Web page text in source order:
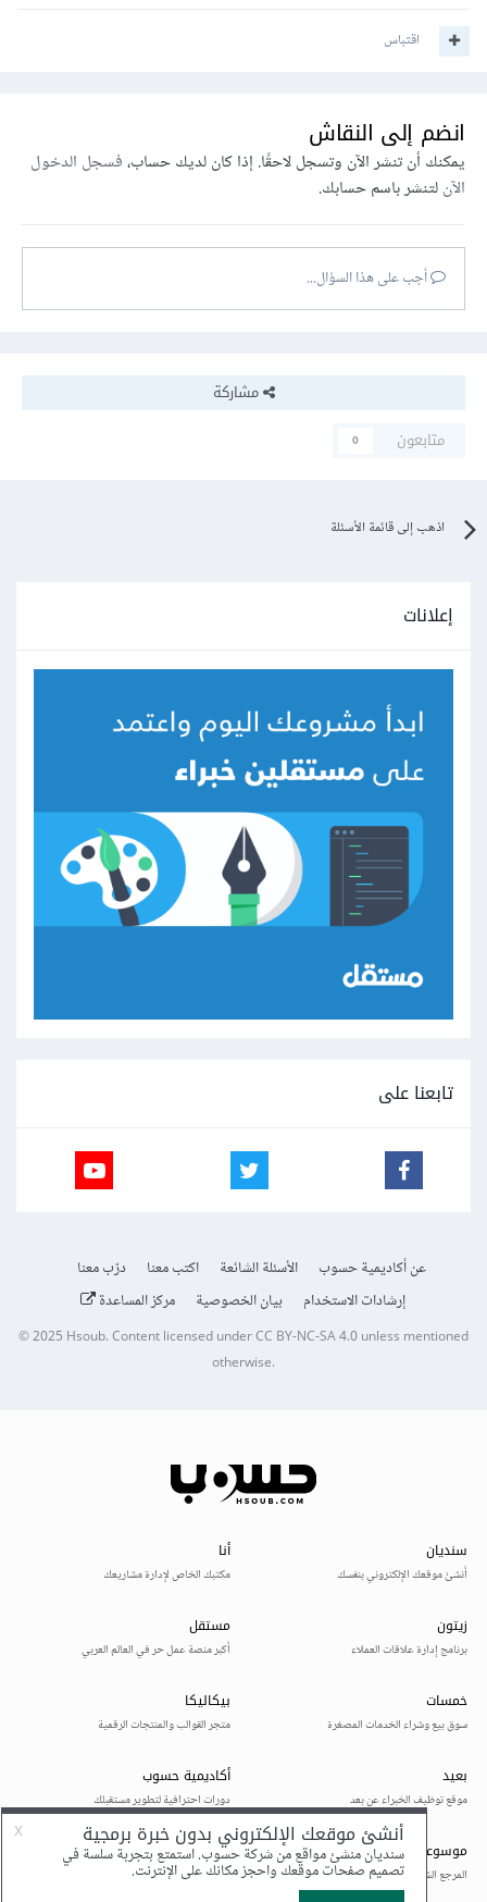
اقتباس
انضم إلى النقاش
يمكنك أن تنشر الآن وتسجل لاحقًا. إذا كان لديك حساب،فسجل الدخول
الآنلتنشر باسم حسابك.
أجب على هذا السؤال...
مشاركة
متابعون
0
اذهب إلى قائمة الأسئلة
إعلانات
تابعنا على
عن أكاديمية حسوب الأسئلة الشائعة اكتب معنا
درّب معنا
إرشادات الاستخدام
بيان الخصوصية مركز المساعدة
© 2025Hsoub.Content licensed underCC BY-NC-SA 4.0unless mentioned
otherwise.